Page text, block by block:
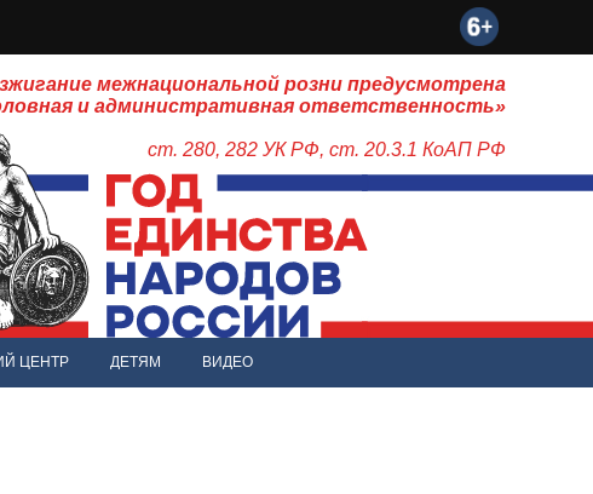
межнациональной розни предусмотрена
и административная ответственность»
ст. 280, 282 УК РФ, ст. 20.3.1 КоАП РФ
ЦЕНТР ДЕТЯМ ВИДЕО